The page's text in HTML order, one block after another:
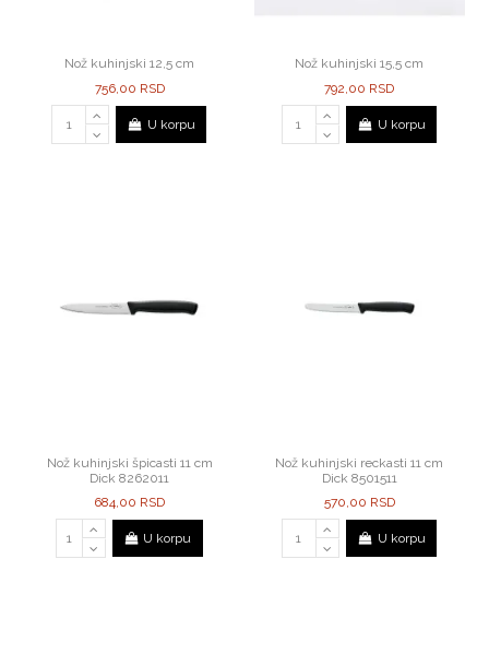
Nož kuhinjski 12,5 cm
756,00 RSD
U korpu
Nož kuhinjski 15,5 cm
792,00 RSD
U korpu
Nož kuhinjski špicasti 11 cm
Dick 8262011
684,00 RSD
U korpu
Nož kuhinjski reckasti 11 cm
Dick 8501511
570,00 RSD
U korpu